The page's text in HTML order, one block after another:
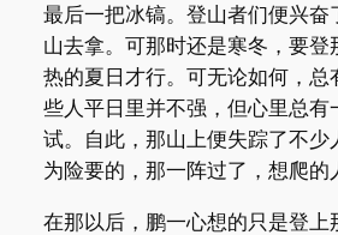
最后一把冰镐。登山者们便兴奋
山去拿。可那时还是寒冬，要登
热的夏日才行。可无论如何，总
些人平日里并不强，但心里总有
试。自此，那山上便失踪了不少
为险要的，那一阵过了，想爬的
在那以后，鹏一心想的只是登上